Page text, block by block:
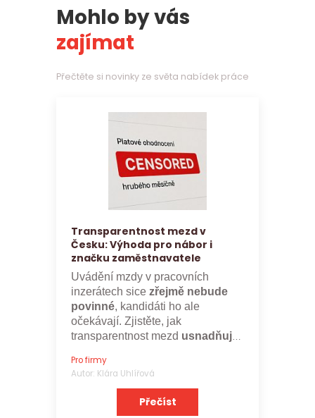
Mohlo by vás
zajímat
Přečtěte si novinky ze světa nabídek práce
Transparentnost mezd v
Česku: Výhoda pro nábor i
značku zaměstnavatele
Uvádění mzdy v pracovních
inzerátech sice zřejmě nebude
povinné, kandidáti ho ale
očekávají. Zjistěte, jak
transparentnost mezd usnadňuje
zaměstnavatele.
Pro firmy
Autor: Klára Uhlířová
Přečíst